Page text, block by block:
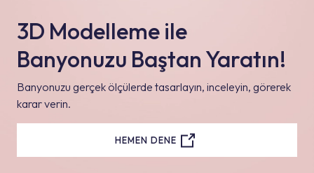
3D Modelleme ile
Banyonuzu Baştan Yaratın!
Banyonuzu gerçek ölçülerde tasarlayın, inceleyin, görerek
karar verin.
HEMEN DENE